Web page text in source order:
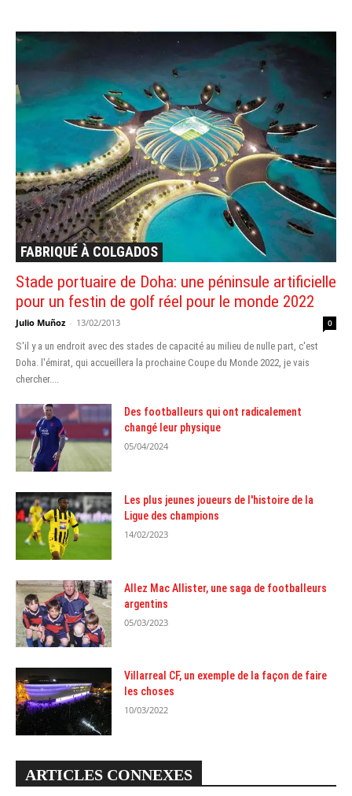
FABRIQUÉ À COLGADOS
Stade portuaire de Doha: une péninsule artificielle
pour un festin de golf réel pour le monde 2022
Julio Muñoz - 13/02/2013 0
S'il y a un endroit avec des stades de capacité au milieu de nulle part, c'est
Doha. l'émirat, qui accueillera la prochaine Coupe du Monde 2022, je vais
chercher....
Des footballeurs qui ont radicalement
changé leur physique
05/04/2024
Les plus jeunes joueurs de l'histoire de la
Ligue des champions
14/02/2023
Allez Mac Allister, une saga de footballeurs
argentins
05/03/2023
Villarreal CF, un exemple de la façon de faire
les choses
10/03/2022
ARTICLES CONNEXES